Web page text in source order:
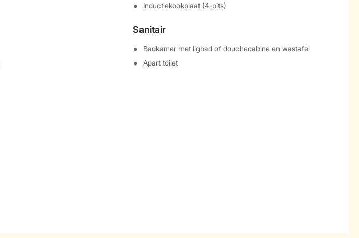
Inductiekookplaat (4-pits)
Sanitair
Badkamer met ligbad of douchecabine en wastafel
Apart toilet